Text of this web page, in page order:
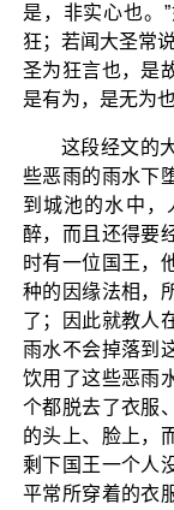
是，非实心也。
狂；若闻大圣常
圣为狂言也，是
是有为，是无为
这段经文的
些恶雨的雨水下
到城池的水中，
醉，而且还得要
时有一位国王，
种的因缘法相，
了；因此就教人
雨水不会掉落到
饮用了这些恶雨
个都脱去了衣服
的头上、脸上，
剩下国王一个人
平常所穿着的衣